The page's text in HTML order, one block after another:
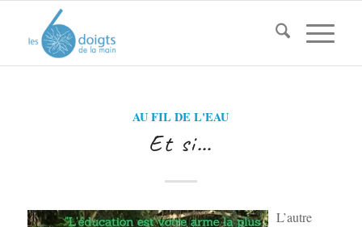
AU FIL DE L'EAU
Et si…
L’autre